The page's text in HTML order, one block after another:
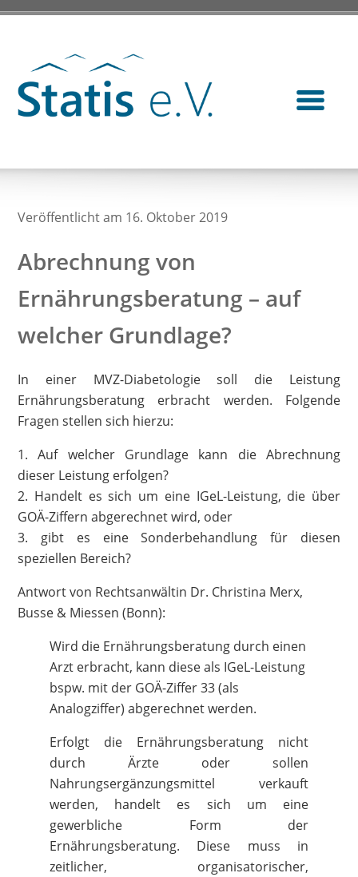
Veröffentlicht am 16. Oktober 2019
Abrechnung von
Ernährungsberatung – auf
welcher Grundlage?
In einer MVZ-Diabetologie soll die Leistung
Ernährungsberatung erbracht werden. Folgende
Fragen stellen sich hierzu:
1. Auf welcher Grundlage kann die Abrechnung
dieser Leistung erfolgen?
2. Handelt es sich um eine IGeL-Leistung, die über
GOÄ-Ziffern abgerechnet wird, oder
3. gibt es eine Sonderbehandlung für diesen
speziellen Bereich?
Antwort von Rechtsanwältin Dr. Christina Merx,
Busse & Miessen (Bonn):
Wird die Ernährungsberatung durch einen
Arzt erbracht, kann diese als IGeL-Leistung
bspw. mit der GOÄ-Ziffer 33 (als
Analogziffer) abgerechnet werden.
Erfolgt die Ernährungsberatung nicht
durch Ärzte oder sollen
Nahrungsergänzungsmittel verkauft
werden, handelt es sich um eine
gewerbliche Form der
Ernährungsberatung. Diese muss in
zeitlicher, organisatorischer,